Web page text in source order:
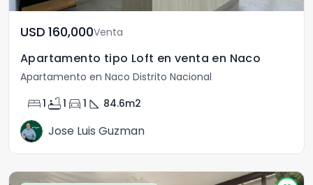
USD	160,000Venta
Apartamento tipo Loft en venta en Naco
Apartamento en Naco Distrito Nacional
bed1 bathtub1 directions_car 1 square_foot 84.6m2
Jose Luis Guzman